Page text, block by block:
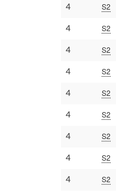
4 S2
4 S2
4 S2
4 S2
4 S2
4 S2
4 S2
4 S2
4 S2